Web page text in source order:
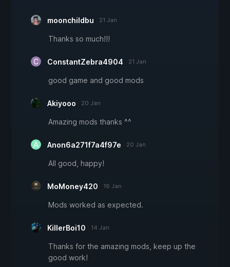
moonchildbu 21 Jan
Thanks so much!!!
ConstantZebra4904 21 Jan
good game and good mods
Akiyooo 20 Jan
Amazing mods thanks ^^
Anon6a271f7a4f97e 20 Jan
All good, happy!
MoMoney420 16 Jan
Mods worked as expected.
KillerBoi10 14 Jan
Thanks for the amazing mods, keep up the
good work!